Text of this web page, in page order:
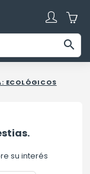

ECOLÓGICOS
su interés